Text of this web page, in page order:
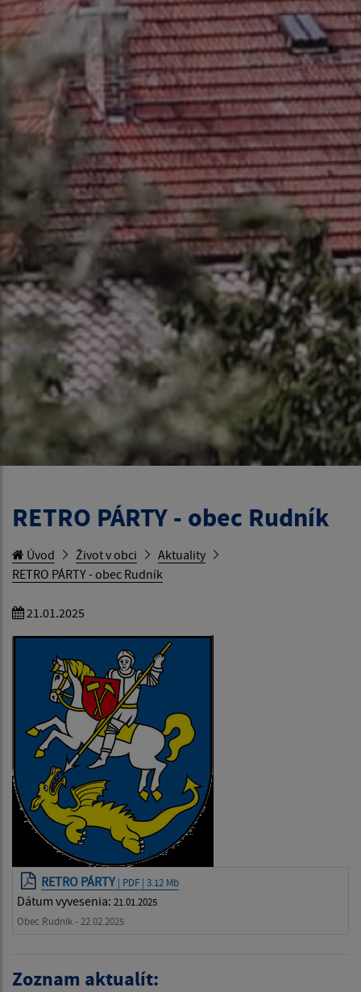
RETRO PÁRTY - obec Rudník
Úvod Život v obci
Aktuality
RETRO PÁRTY - obec Rudník
21.01.2025
RETRO PÁRTY | PDF | 3.12 Mb
Dátum vyvesenia: 21.01.2025
Obec Rudník - 22.02.2025
Zoznam aktualít: